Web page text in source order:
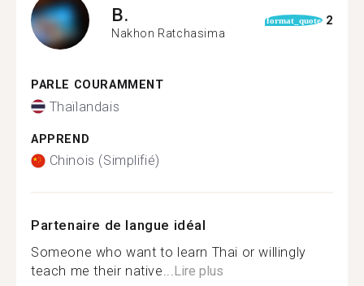
B.
Nakhon Ratchasima
format_quote 2
PARLE COURAMMENT
Thaïlandais
APPREND
Chinois (Simplifié)
Partenaire de langue idéal
Someone who want to learn Thai or willingly
teach me their native...Lire plus